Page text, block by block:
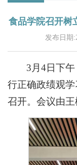
食品学院召开树
发布日期
3月4日下
行正确政绩观
召开。会议由王